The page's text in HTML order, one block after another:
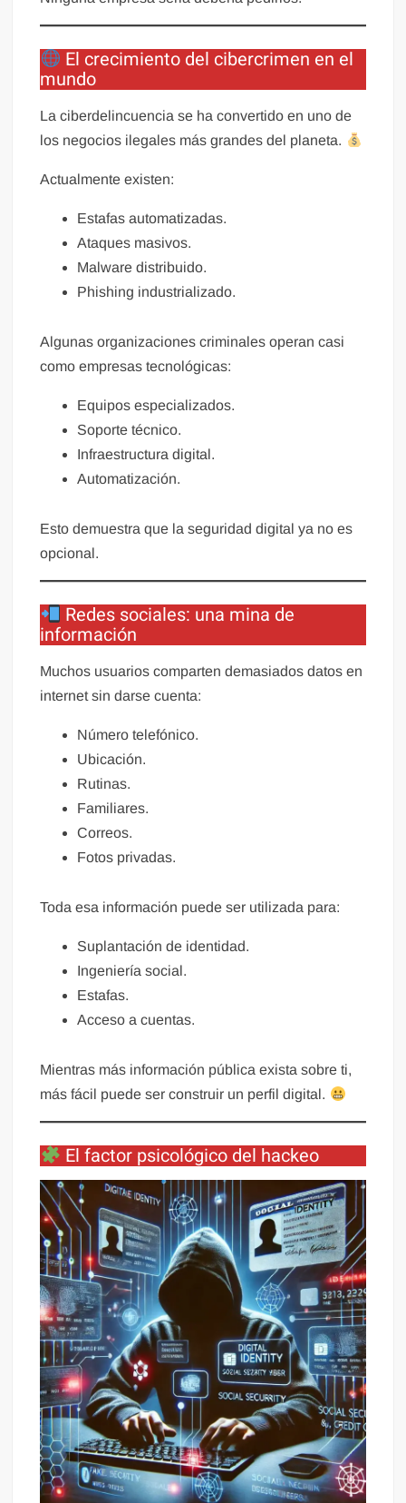
El crecimiento del cibercrimen en el
mundo
La ciberdelincuencia se ha convertido en uno de
los negocios ilegales más grandes del planeta.
Actualmente existen:
Estafas automatizadas.
Ataques masivos.
Malware distribuido.
Phishing industrializado.
Algunas organizaciones criminales operan casi
como empresas tecnológicas:
Equipos especializados.
Soporte técnico.
Infraestructura digital.
Automatización.
Esto demuestra que la seguridad digital ya no es
opcional.
Redes sociales: una mina de
información
Muchos usuarios comparten demasiados datos en
internet sin darse cuenta:
Número telefónico.
Ubicación.
Rutinas.
Familiares.
Correos.
Fotos privadas.
Toda esa información puede ser utilizada para:
Suplantación de identidad.
Ingeniería social.
Estafas.
Acceso a cuentas.
Mientras más información pública exista sobre ti,
más fácil puede ser construir un perfil digital.
El factor psicológico del hackeo